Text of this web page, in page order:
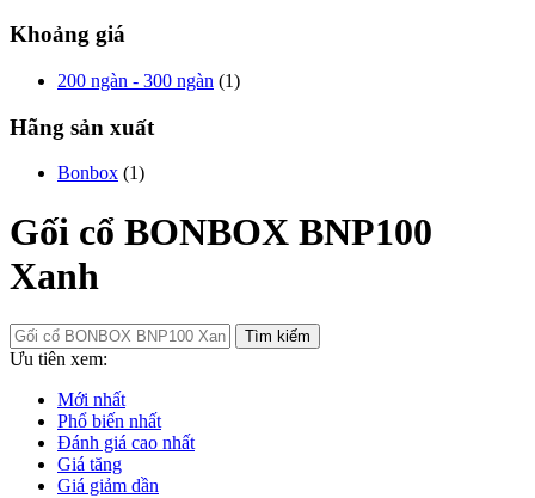
Khoảng giá
200 ngàn - 300 ngàn (1)
Hãng sản xuất
Bonbox (1)
Gối cổ BONBOX BNP100
Xanh
Tìm kiếm
Ưu tiên xem:
Mới nhất
Phổ biến nhất
Đánh giá cao nhất
Giá tăng
Giá giảm dần